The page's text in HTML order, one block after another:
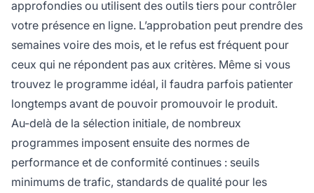
approfondies ou utilisent des outils tiers pour contrôler
votre présence en ligne. L’approbation peut prendre des
semaines voire des mois, et le refus est fréquent pour
ceux qui ne répondent pas aux critères. Même si vous
trouvez le programme idéal, il faudra parfois patienter
longtemps avant de pouvoir promouvoir le produit.
Au-delà de la sélection initiale, de nombreux
programmes imposent ensuite des normes de
performance et de conformité continues : seuils
minimums de trafic, standards de qualité pour les